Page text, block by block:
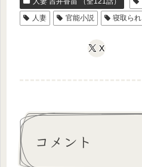
人妻
官能小説 寝取られ
X
コメント